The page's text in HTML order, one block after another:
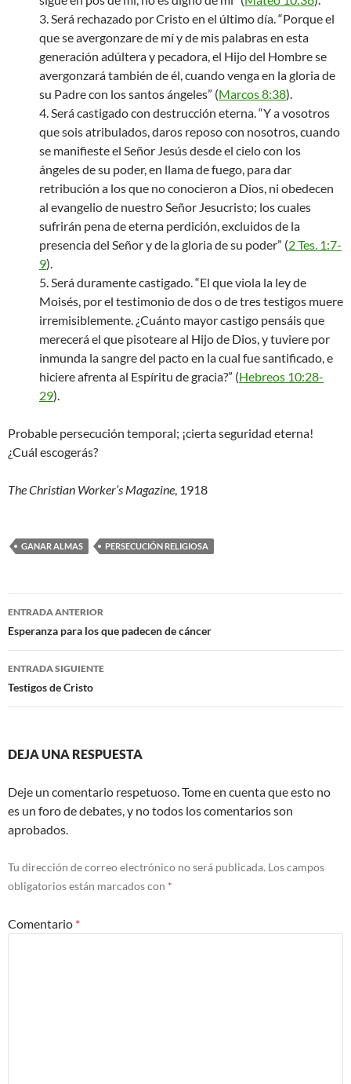
3. Será rechazado por Cristo en el último día. “Porque el
que se avergonzare de mí y de mis palabras en esta
generación adúltera y pecadora, el Hijo del Hombre se
avergonzará también de él, cuando venga en la gloria de
su Padre con los santos ángeles” (Marcos 8:38).
4. Será castigado con destrucción eterna. “Y a vosotros
que sois atribulados, daros reposo con nosotros, cuando
se manifieste el Señor Jesús desde el cielo con los
ángeles de su poder, en llama de fuego, para dar
retribución a los que no conocieron a Dios, ni obedecen
al evangelio de nuestro Señor Jesucristo; los cuales
sufrirán pena de eterna perdición, excluidos de la
presencia del Señor y de la gloria de su poder” (2 Tes. 1:7-
9).
5. Será duramente castigado. “El que viola la ley de
Moisés, por el testimonio de dos o de tres testigos muere
irremisiblemente. ¿Cuánto mayor castigo pensáis que
merecerá el que pisoteare al Hijo de Dios, y tuviere por
inmunda la sangre del pacto en la cual fue santificado, e
hiciere afrenta al Espíritu de gracia?” (Hebreos 10:28-
29).
Probable persecución temporal; ¡cierta seguridad eterna!
¿Cuál escogerás?
The Christian Worker’s Magazine, 1918
GANAR ALMAS PERSECUCIÓN RELIGIOSA
Navegación
de
entradas
ENTRADA ANTERIOR
Esperanza para los que padecen de cáncer
ENTRADA SIGUIENTE
Testigos de Cristo
DEJA UNA RESPUESTA
Deje un comentario respetuoso. Tome en cuenta que esto no
es un foro de debates, y no todos los comentarios son
aprobados.
Tu dirección de correo electrónico no será publicada. Los campos
obligatorios están marcados con *
Comentario *